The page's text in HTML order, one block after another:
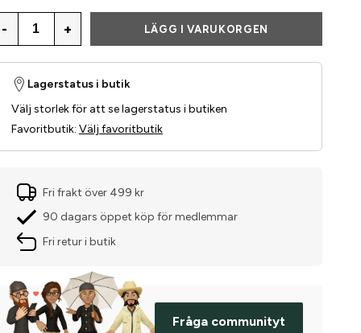
- + LÄGG I VARUKORGEN
Lagerstatus i butik
Välj storlek för att se lagerstatus i butiken
Favoritbutik: Välj favoritbutik
Fri frakt över 499 kr
90 dagars öppet köp för medlemmar
Fri retur i butik
Fråga communityt